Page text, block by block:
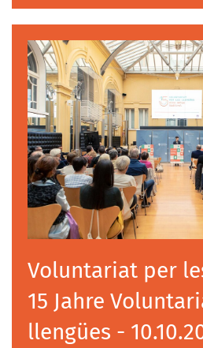
Voluntariat per
15 Jahre
llengües -